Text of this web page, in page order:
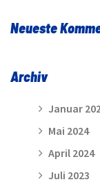
Neueste
Archiv
Januar
Mai 2024
April 2024
Juli 2023